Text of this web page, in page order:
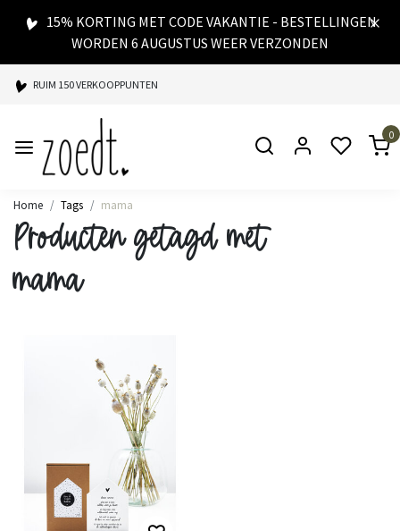
15% KORTING MET CODE VAKANTIE - BESTELLINGEN
WORDEN 6 AUGUSTUS WEER VERZONDEN
RUIM 150 VERKOOPPUNTEN
SPAARPUNTEN BIJ ELKE AANKOOP
SNELLE LEVERING
0
Home Tags mama
Producten getagd met
mama